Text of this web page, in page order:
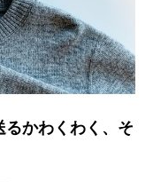
るかわくわく、そ